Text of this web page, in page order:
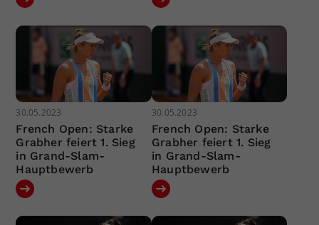
30.05.2023
French Open: Starke
Grabher feiert 1. Sieg
in Grand-Slam-
Hauptbewerb
30.05.2023
French Open: Starke
Grabher feiert 1. Sieg
in Grand-Slam-
Hauptbewerb